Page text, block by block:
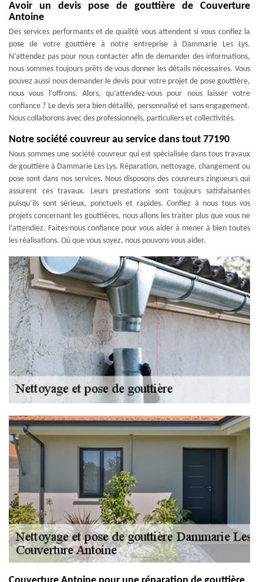
Avoir un devis pose de gouttière de Couverture
Antoine
Des services performants et de qualité vous attendent si vous confiez la
pose de votre gouttière à notre entreprise à Dammarie Les Lys.
N’attendez pas pour nous contacter afin de demander des informations,
nous sommes toujours prêts de vous donner les détails nécessaires. Vous
pouvez aussi nous demander le devis pour votre projet de pose gouttière,
nous vous l’offrons. Alors, qu’attendez-vous pour nous laisser votre
confiance ? Le devis sera bien détaillé, personnalisé et sans engagement.
Nous collaborons avec des professionnels, particuliers et collectivités.
Notre société couvreur au service dans tout 77190
Nous sommes une société couvreur qui est spécialisée dans tous travaux
de gouttière à Dammarie Les Lys. Réparation, nettoyage, changement ou
pose sont dans nos services. Nous disposons des couvreurs zingueurs qui
assurent ces travaux. Leurs prestations sont toujours satisfaisantes
puisqu’ils sont sérieux, ponctuels et rapides. Confiez à nous tous vos
projets concernant les gouttières, nous allons les traiter plus que vous ne
l’attendiez. Faites-nous confiance pour vous aider à mener à bien toutes
les réalisations. Où que vous soyez, nous pouvons vous aider.